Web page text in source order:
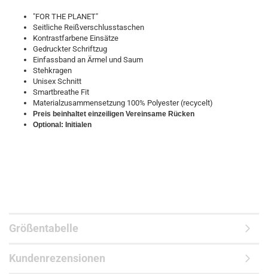
"FOR THE PLANET"
Seitliche Reißverschlusstaschen
Kontrastfarbene Einsätze
Gedruckter Schriftzug
Einfassband an Ärmel und Saum
Stehkragen
Unisex Schnitt
Smartbreathe Fit
Materialzusammensetzung 100% Polyester (recycelt)
Preis beinhaltet einzeiligen Vereinsame Rücken
Optional: Initialen
Größentabelle
Kundenrezensionen